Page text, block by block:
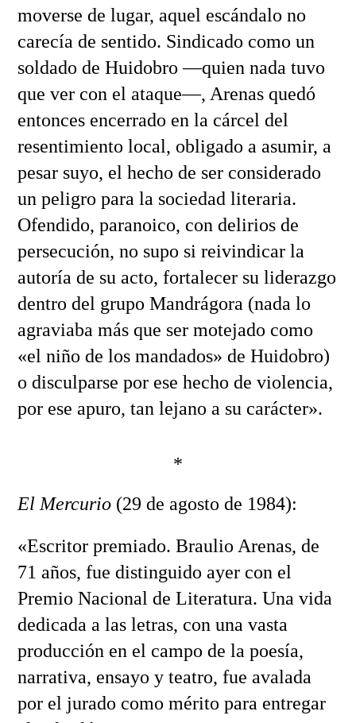
moverse de lugar, aquel escándalo no
carecía de sentido. Sindicado como un
soldado de Huidobro —quien nada tuvo
que ver con el ataque—, Arenas quedó
entonces encerrado en la cárcel del
resentimiento local, obligado a asumir, a
pesar suyo, el hecho de ser considerado
un peligro para la sociedad literaria.
Ofendido, paranoico, con delirios de
persecución, no supo si reivindicar la
autoría de su acto, fortalecer su liderazgo
dentro del grupo Mandrágora (nada lo
agraviaba más que ser motejado como
«el niño de los mandados» de Huidobro)
o disculparse por ese hecho de violencia,
por ese apuro, tan lejano a su carácter».
*
El Mercurio(29 de agosto de 1984):
«Escritor premiado. Braulio Arenas, de
71 años, fue distinguido ayer con el
Premio Nacional de Literatura. Una vida
dedicada a las letras, con una vasta
producción en el campo de la poesía,
narrativa, ensayo y teatro, fue avalada
por el jurado como mérito para entregar